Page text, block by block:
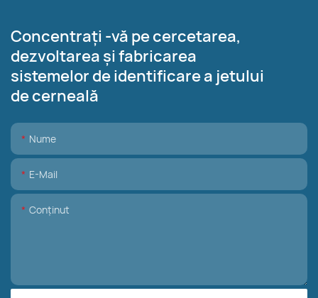
Concentrați -vă pe cercetarea,
dezvoltarea și fabricarea
sistemelor de identificare a jetului
de cerneală
Nume
E-Mail
Conţinut